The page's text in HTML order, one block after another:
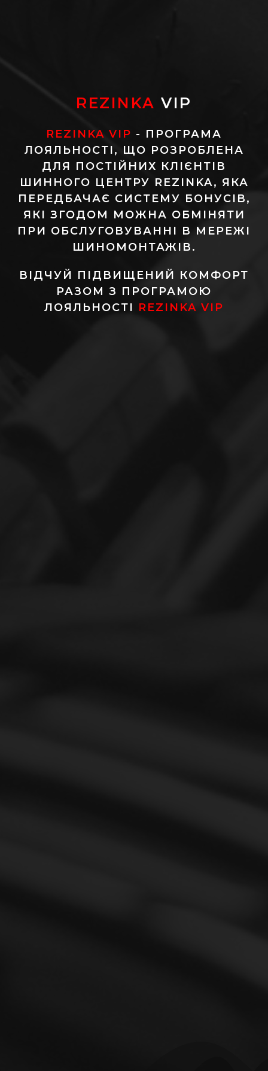
REZINKAVIP
REZINKA VIP - ПРОГРАМА
ЛОЯЛЬНОСТІ, ЩО РОЗРОБЛЕНА
ДЛЯ ПОСТІЙНИХ КЛІЄНТІВ
ШИННОГО ЦЕНТРУ REZINKA, ЯКА
ПЕРЕДБАЧАЄ СИСТЕМУ БОНУСІВ,
ЯКІ ЗГОДОМ МОЖНА ОБМІНЯТИ
ПРИ ОБСЛУГОВУВАННІ В МЕРЕЖІ
ШИНОМОНТАЖІВ.
ВІДЧУЙ ПІДВИЩЕНИЙ КОМФОРТ
РАЗОМ З ПРОГРАМОЮ
ЛОЯЛЬНОСТІ REZINKA VIP